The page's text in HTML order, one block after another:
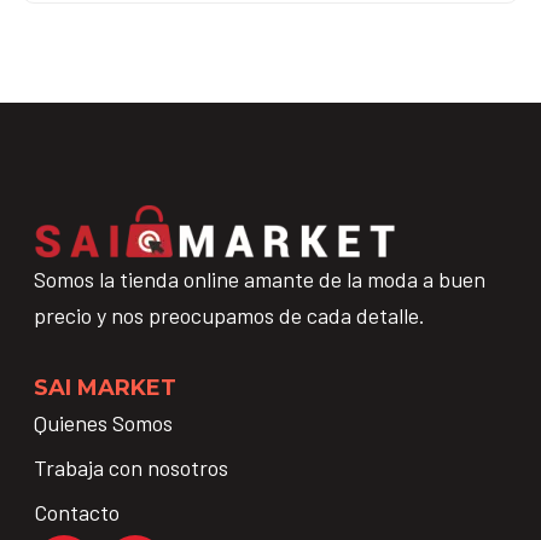
Somos la tienda online amante de la moda a buen
precio y nos preocupamos de cada detalle.
SAI MARKET
Quienes Somos
Trabaja con nosotros
Contacto